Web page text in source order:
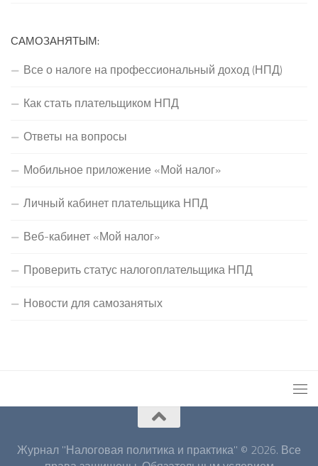
САМОЗАНЯТЫМ:
Все о налоге на профессиональный доход (НПД)
Как стать плательщиком НПД
Ответы на вопросы
Мобильное приложение «Мой налог»
Личный кабинет плательщика НПД
Веб-кабинет «Мой налог»
Проверить статус налогоплательщика НПД
Новости для самозанятых
Журнал "Налоговая политика и практика" © 2026. Все